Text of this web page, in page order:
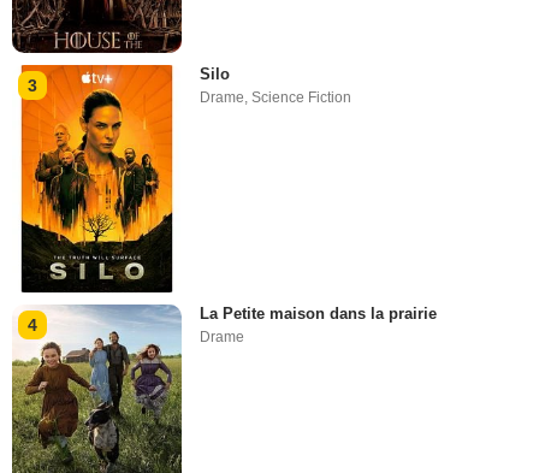
3
Silo
Drame,Science Fiction
4
La Petite maison dans la prairie
Drame